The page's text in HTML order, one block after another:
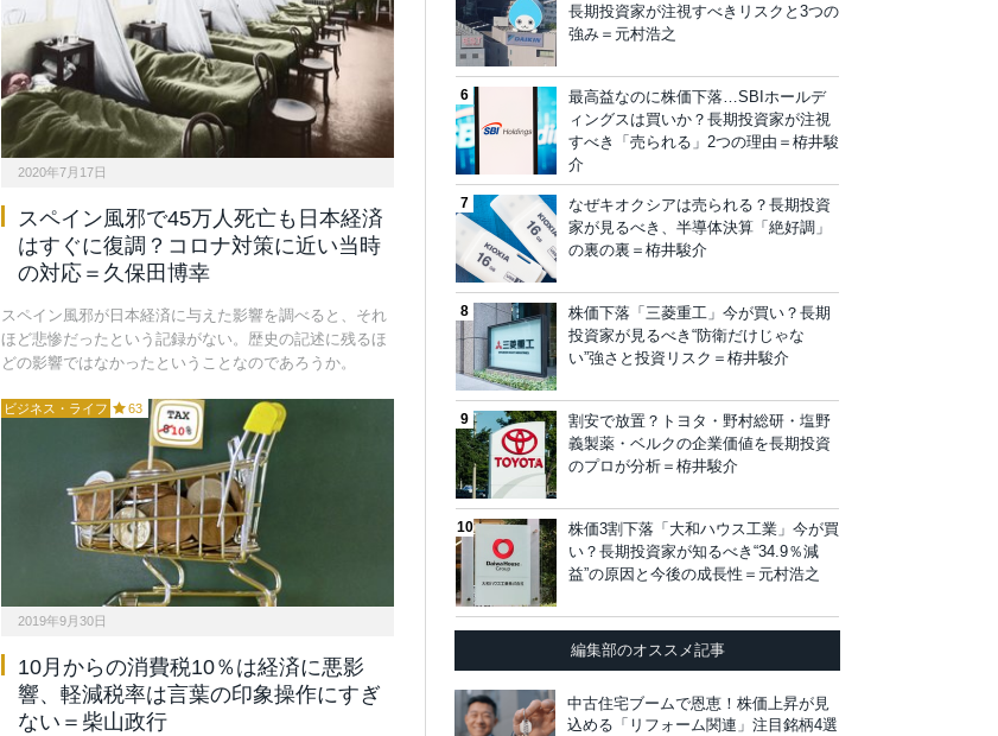
2020年7月17日
スペイン風邪で45万人死亡も日本経済
はすぐに復調？コロナ対策に近い当時
の対応＝久保田博幸
スペイン風邪が日本経済に与えた影響を調べると、それ
ほど悲惨だったという記録がない。歴史の記述に残るほ
どの影響ではなかったということなのであろうか。
ビジネス・ライフ 63
2019年9月30日
10月からの消費税10％は経済に悪影
響、軽減税率は言葉の印象操作にすぎ
ない＝柴山政行
長期投資家が注視すべきリスクと3つの
強み＝元村浩之
最高益なのに株価下落…SBIホールデ
ィングスは買いか？長期投資家が注視
すべき「売られる」2つの理由＝栫井駿
介
なぜキオクシアは売られる？長期投資
家が見るべき、半導体決算「絶好調」
の裏の裏＝栫井駿介
株価下落「三菱重工」今が買い？長期
投資家が見るべき“防衛だけじゃな
い”強さと投資リスク＝栫井駿介
割安で放置？トヨタ・野村総研・塩野
義製薬・ベルクの企業価値を長期投資
のプロが分析＝栫井駿介
株価3割下落「大和ハウス工業」今が買
い？長期投資家が知るべき“34.9％減
益”の原因と今後の成長性＝元村浩之
編集部のオススメ記事
中古住宅ブームで恩恵！株価上昇が見
込める「リフォーム関連」注目銘柄4選